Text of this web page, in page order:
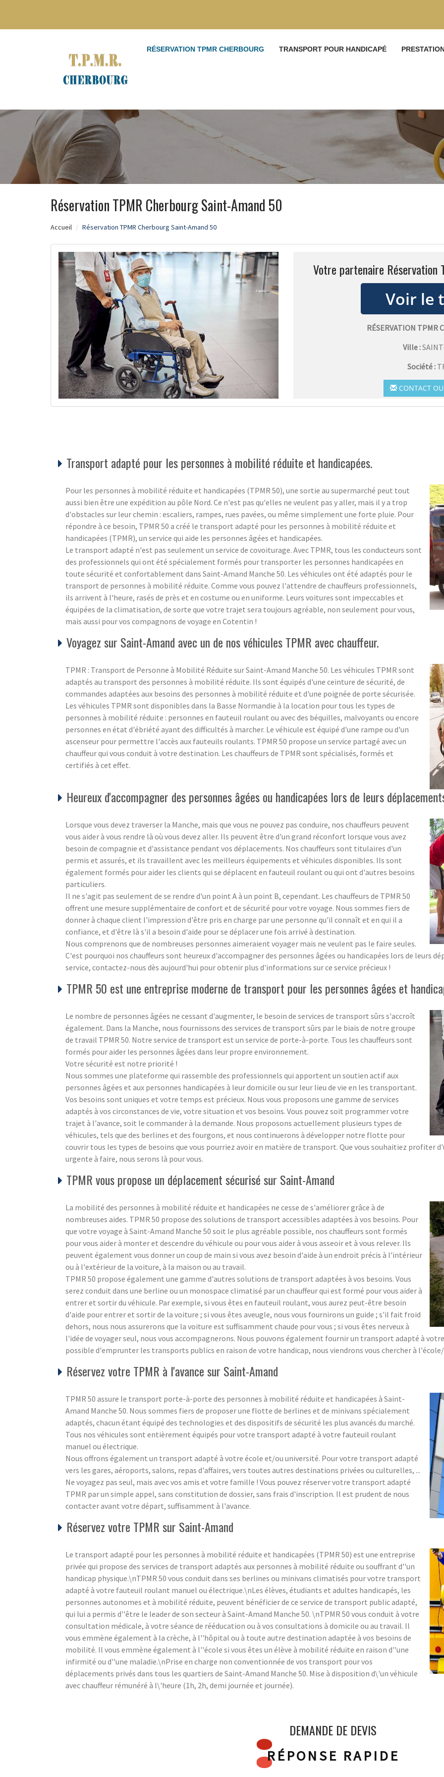
RÉSERVATION TPMR CHERBOURG TRANSPORT POUR HANDICAPÉ
Réservation TPMR Cherbourg Saint-Amand 50
Accueil Réservation TPMR Cherbourg Saint-Amand 50
Votre partenaire Réservation
RÉSERVATION TPMR
Ville :
Société :
CONTACT
Transport adapté pour les personnes à mobilité réduite et handicapées.
Pour les personnes à mobilité réduite et handicapées (TPMR 50), une sortie au supermarché peut tout
aussi bien être une expédition au pôle Nord. Ce n'est pas qu'elles ne veulent pas y aller, mais il y a trop
d'obstacles sur leur chemin : escaliers, rampes, rues pavées, ou même simplement une forte pluie. Pour
répondre à ce besoin, TPMR 50 a créé le transport adapté pour les personnes à mobilité réduite et
handicapées (TPMR), un service qui aide les personnes âgées et handicapées.
Le transport adapté n'est pas seulement un service de covoiturage. Avec TPMR, tous les conducteurs sont
des professionnels qui ont été spécialement formés pour transporter les personnes handicapées en
toute sécurité et confortablement dans Saint-Amand Manche 50. Les véhicules ont été adaptés pour le
transport de personnes à mobilité réduite. Comme vous pouvez l'attendre de chauffeurs professionnels,
ils arrivent à l'heure, rasés de près et en costume ou en uniforme. Leurs voitures sont impeccables et
équipées de la climatisation, de sorte que votre trajet sera toujours agréable, non seulement pour vous,
mais aussi pour vos compagnons de voyage en Cotentin !
Voyagez sur Saint-Amand avec un de nos véhicules TPMR avec chauffeur.
TPMR : Transport de Personne à Mobilité Réduite sur Saint-Amand Manche 50. Les véhicules TPMR sont
adaptés au transport des personnes à mobilité réduite. Ils sont équipés d'une ceinture de sécurité, de
commandes adaptées aux besoins des personnes à mobilité réduite et d'une poignée de porte sécurisée.
Les véhicules TPMR sont disponibles dans la Basse Normandie à la location pour tous les types de
personnes à mobilité réduite : personnes en fauteuil roulant ou avec des béquilles, malvoyants ou encore
personnes en état d'ébriété ayant des difficultés à marcher. Le véhicule est équipé d'une rampe ou d'un
ascenseur pour permettre l'accès aux fauteuils roulants. TPMR 50 propose un service partagé avec un
chauffeur qui vous conduit à votre destination. Les chauffeurs de TPMR sont spécialisés, formés et
certifiés à cet effet.
Heureux d'accompagner des personnes âgées ou handicapées lors de leurs
Lorsque vous devez traverser la Manche, mais que vous ne pouvez pas conduire, nos chauffeurs peuvent
vous aider à vous rendre là où vous devez aller. Ils peuvent être d'un grand réconfort lorsque vous avez
besoin de compagnie et d'assistance pendant vos déplacements. Nos chauffeurs sont titulaires d'un
permis et assurés, et ils travaillent avec les meilleurs équipements et véhicules disponibles. Ils sont
également formés pour aider les clients qui se déplacent en fauteuil roulant ou qui ont d'autres besoins
particuliers.
Il ne s'agit pas seulement de se rendre d'un point A à un point B, cependant. Les chauffeurs de TPMR 50
offrent une mesure supplémentaire de confort et de sécurité pour votre voyage. Nous sommes fiers de
donner à chaque client l'impression d'être pris en charge par une personne qu'il connaît et en qui il a
confiance, et d'être là s'il a besoin d'aide pour se déplacer une fois arrivé à destination.
Nous comprenons que de nombreuses personnes aimeraient voyager mais ne veulent pas le faire seules.
C'est pourquoi nos chauffeurs sont heureux d'accompagner des personnes âgées ou handicapées lors de leurs
service, contactez-nous dès aujourd'hui pour obtenir plus d'informations sur ce service précieux !
TPMR 50 est une entreprise moderne de transport pour les personnes âgées et
Le nombre de personnes âgées ne cessant d'augmenter, le besoin de services de transport sûrs s'accroît
également. Dans la Manche, nous fournissons des services de transport sûrs par le biais de notre groupe
de travail TPMR 50. Notre service de transport est un service de porte-à-porte. Tous les chauffeurs sont
formés pour aider les personnes âgées dans leur propre environnement.
Votre sécurité est notre priorité !
Nous sommes une plateforme qui rassemble des professionnels qui apportent un soutien actif aux
personnes âgées et aux personnes handicapées à leur domicile ou sur leur lieu de vie en les transportant.
Vos besoins sont uniques et votre temps est précieux. Nous vous proposons une gamme de services
adaptés à vos circonstances de vie, votre situation et vos besoins. Vous pouvez soit programmer votre
trajet à l'avance, soit le commander à la demande. Nous proposons actuellement plusieurs types de
véhicules, tels que des berlines et des fourgons, et nous continuerons à développer notre flotte pour
couvrir tous les types de besoins que vous pourriez avoir en matière de transport. Que vous souhaitiez profiter
urgente à faire, nous serons là pour vous.
TPMR vous propose un déplacement sécurisé sur Saint-Amand
La mobilité des personnes à mobilité réduite et handicapées ne cesse de s'améliorer grâce à de
nombreuses aides. TPMR 50 propose des solutions de transport accessibles adaptées à vos besoins. Pour
que votre voyage à Saint-Amand Manche 50 soit le plus agréable possible, nos chauffeurs sont formés
pour vous aider à monter et descendre du véhicule ou pour vous aider à vous asseoir et à vous relever. Ils
peuvent également vous donner un coup de main si vous avez besoin d'aide à un endroit précis à l'intérieur
ou à l'extérieur de la voiture, à la maison ou au travail.
TPMR 50 propose également une gamme d'autres solutions de transport adaptées à vos besoins. Vous
serez conduit dans une berline ou un monospace climatisé par un chauffeur qui est formé pour vous aider à
entrer et sortir du véhicule. Par exemple, si vous êtes en fauteuil roulant, vous aurez peut-être besoin
d'aide pour entrer et sortir de la voiture ; si vous êtes aveugle, nous vous fournirons un guide ; s'il fait froid
dehors, nous nous assurerons que la voiture est suffisamment chaude pour vous ; si vous êtes nerveux à
l'idée de voyager seul, nous vous accompagnerons. Nous pouvons également fournir un transport adapté à
possible d'emprunter les transports publics en raison de votre handicap, nous viendrons vous chercher à
Réservez votre TPMR à l'avance sur Saint-Amand
TPMR 50 assure le transport porte-à-porte des personnes à mobilité réduite et handicapées à Saint-
Amand Manche 50. Nous sommes fiers de proposer une flotte de berlines et de minivans spécialement
adaptés, chacun étant équipé des technologies et des dispositifs de sécurité les plus avancés du marché.
Tous nos véhicules sont entièrement équipés pour votre transport adapté à votre fauteuil roulant
manuel ou électrique.
Nous offrons également un transport adapté à votre école et/ou université. Pour votre transport adapté
vers les gares, aéroports, salons, repas d'affaires, vers toutes autres destinations privées ou culturelles, ...
Ne voyagez pas seul, mais avec vos amis et votre famille ! Vous pouvez réserver votre transport adapté
TPMR par un simple appel, sans constitution de dossier, sans frais d'inscription. Il est prudent de nous
contacter avant votre départ, suffisamment à l'avance.
Réservez votre TPMR sur Saint-Amand
Le transport adapté pour les personnes à mobilité réduite et handicapées (TPMR 50) est une entreprise
privée qui propose des services de transport adaptés aux personnes à mobilité réduite ou souffrant d''un
handicap physique.\nTPMR 50 vous conduit dans ses berlines ou minivans climatisés pour votre transport
adapté à votre fauteuil roulant manuel ou électrique.\nLes élèves, étudiants et adultes handicapés, les
personnes autonomes et à mobilité réduite, peuvent bénéficier de ce service de transport public adapté,
qui lui a permis d''être le leader de son secteur à Saint-Amand Manche 50. \nTPMR 50 vous conduit à votre
consultation médicale, à votre séance de rééducation ou à vos consultations à domicile ou au travail. Il
vous emmène également à la crèche, à l''hôpital ou à toute autre destination adaptée à vos besoins de
mobilité. Il vous emmène également à l''école si vous êtes un élève à mobilité réduite en raison d''une
infirmité ou d''une maladie.\nPrise en charge non conventionnée de vos transport pour vos
déplacements privés dans tous les quartiers de Saint-Amand Manche 50. Mise à disposition d\'un véhicule
avec chauffeur rémunéré à l\'heure (1h, 2h, demi journée et journée).
DEMANDE DE DEVIS
RÉPONSE RAPIDE